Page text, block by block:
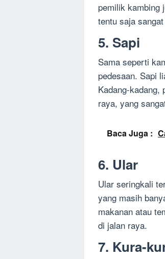
pemilik kambing
tentu saja
5. Sapi
Sama seperti
pedesaan. Sapi
Kadang-
raya, yang
Baca Juga :
6. Ular
Ular seringkali
yang masih
makanan atau
di jalan raya.
7. Kura-